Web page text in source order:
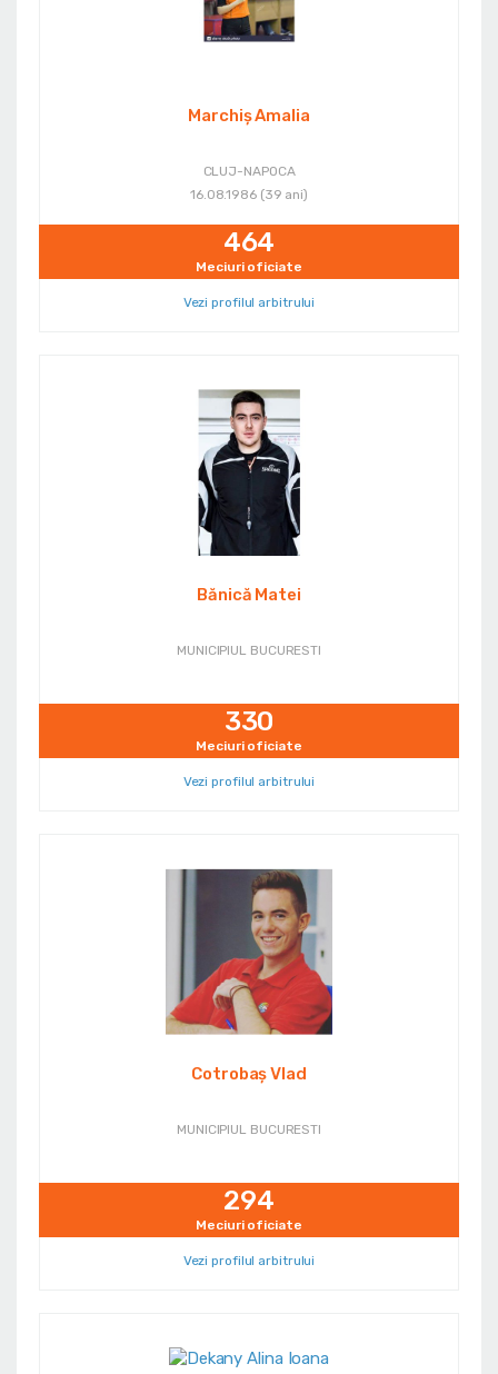
Marchiş Amalia
CLUJ-NAPOCA
16.08.1986 (39 ani)
464
Meciuri oficiate
Vezi profilul arbitrului
Bănică Matei
MUNICIPIUL BUCURESTI
330
Meciuri oficiate
Vezi profilul arbitrului
Cotrobaș Vlad
MUNICIPIUL BUCURESTI
294
Meciuri oficiate
Vezi profilul arbitrului